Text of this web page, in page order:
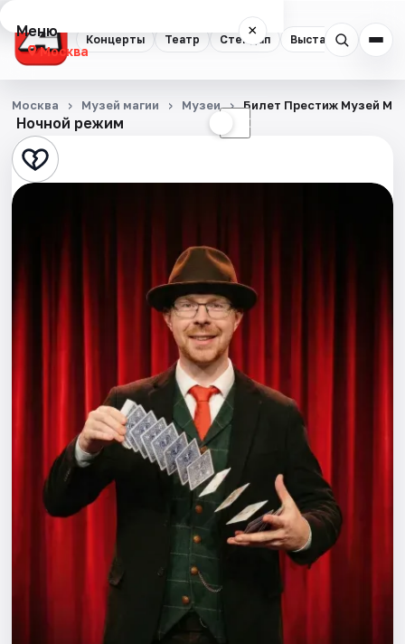
Концерты Театр Стендап Выставки
Меню ×
Москва
Концерты
Театр
Стендап
Города
Ночной режим ☾
Москва Музей магии Музеи Билет Престиж Музей